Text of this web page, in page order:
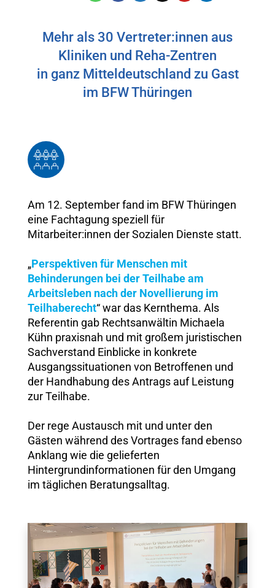
Mehr als 30 Vertreter:innen aus
Kliniken und Reha-Zentren
in ganz Mitteldeutschland zu Gast
im BFW Thüringen
Am 12. September fand im BFW Thüringen
eine Fachtagung speziell für
Mitarbeiter:innen der Sozialen Dienste statt.
„Perspektiven für Menschen mit
Behinderungen bei der Teilhabe am
Arbeitsleben nach der Novellierung im
Teilhaberecht“ war das Kernthema. Als
Referentin gab Rechtsanwältin Michaela
Kühn praxisnah und mit großem juristischen
Sachverstand Einblicke in konkrete
Ausgangssituationen von Betroffenen und
der Handhabung des Antrags auf Leistung
zur Teilhabe.
Der rege Austausch mit und unter den
Gästen während des Vortrages fand ebenso
Anklang wie die gelieferten
Hintergrundinformationen für den Umgang
im täglichen Beratungsalltag.